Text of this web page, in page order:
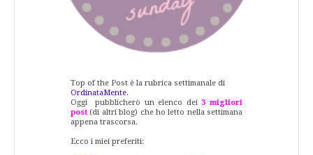
Top of the Post è la rubrica settimanale di
OrdinataMente.
Oggi pubblicherò un elenco dei3 migliori
post(di altri blog) che ho letto nella settimana
appena trascorsa.
Ecco i miei preferiti: